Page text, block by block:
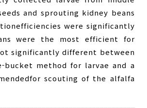
and sprouting kidney beans
were significantly
were the most efficient for
significantly different between
method for larvae and a
scouting of the alfalfa